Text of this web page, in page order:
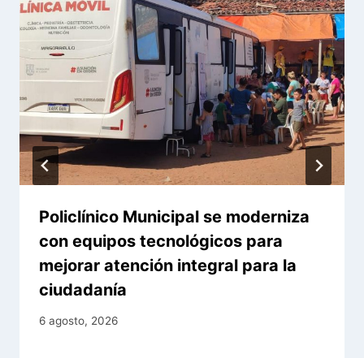
Policlínico Municipal se moderniza
con equipos tecnológicos para
mejorar atención integral para la
ciudadanía
6 agosto, 2026